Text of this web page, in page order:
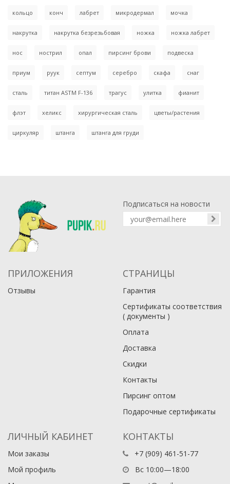
кольцо конч лабрет микродермал мочка
накрутка накрутка безрезьбовая ножка ножка лабрет
нос нострил опал пирсинг брови подвеска
приум руук септум серебро скафа снаг
сталь титан ASTM F-136 трагус улитка фианит
флэт хеликс хирургическая сталь цветы/растения
циркуляр штанга штанга для груди
Подписаться на новости
ПРИЛОЖЕНИЯ
Отзывы
СТРАНИЦЫ
Гарантия
Сертификаты соответствия
( документы )
Оплата
Доставка
Скидки
Контакты
Пирсинг оптом
Подарочные сертификаты
ЛИЧНЫЙ КАБИНЕТ
Мои заказы
Мой профиль
КОНТАКТЫ
+7 (909) 461-51-77
Вс 10:00—18:00